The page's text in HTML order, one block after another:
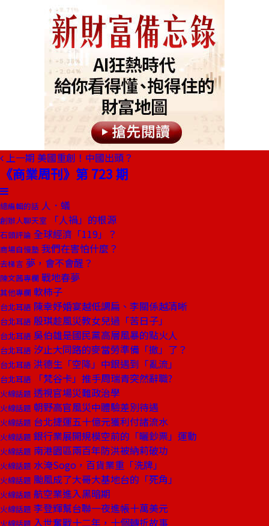
上一期 美國重創！中國出頭？
《商業周刊》第 723 期
總編輯的話 人．蟻
創辦人聊天室 「人禍」的根源
石頭評論 全球經濟「119」？
商場自慢塾 我們在害怕什麼？
去梯言 夢，會不會醒？
陳文茜專欄 戰地春夢
其他專欄 軟柿子
台北耳語 陳幸妤婚宴越低調扁、李關係越清晰
台北耳語 殷琪趁風災教女兒過「苦日子」
台北耳語 吳伯雄是國民黨高層風暴的點火人
台北耳語 汐止大同路的麥當勞準備「撤」了？
台北耳語 洪德生「空降」中銀遇到「亂流」
台北耳語 「梵谷卡」推手周瑞青突然辭職?
火線話題 透視官場災難政治學
火線話題 朝野高官風災中體驗差別待遇
火線話題 台北捷運五十億元獲利付諸流水
火線話題 銀行業展開規模空前的「曬鈔票」運動
火線話題 南港園區兩百年防洪被納莉破功
火線話題 水淹Sogo，百貨業重「洗牌」
火線話題 颱風成了大哥大基地台的「死角」
火線話題 航空業進入黑暗期
火線話題 李登輝幫台聯一夜進帳十萬美元
火線話題 入世奮戰十二年，十個轉折故事